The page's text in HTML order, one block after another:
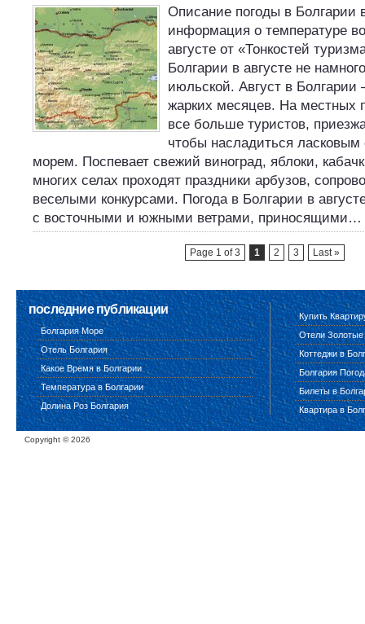
Описание погоды в Болгарии
информация о температуре
августе от «Тонкостей
Болгарии в августе не
июльской. Август в
жарких месяцев. На местных
все больше туристов,
чтобы насладиться
морем. Поспевает свежий виноград, яблоки,
многих селах проходят праздники арбузов,
веселыми конкурсами. Погода в Болгарии в
с восточными и южными ветрами, приносящими…
Page 1 of 3 1 2 3 Last »
последние публикации
Болгария Море
Отель Болгария
Какое Время в Болгарии
Температура в Болгарии
Долина Роз Болгария
Купить
Отели Золотые
Коттеджи в
Болгария
Билеты в
Квартира в
Copyright ©2026